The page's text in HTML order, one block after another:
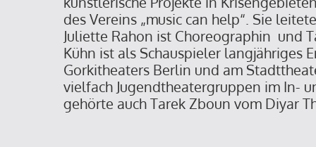
des Vereins „music can help“. Sie
Juliette Rahon ist Choreographin und
Kühn ist als Schauspieler langjähriges
Gorkitheaters Berlin und am
vielfach Jugendtheatergruppen im In-
gehörte auch Tarek Zboun vom Diyar